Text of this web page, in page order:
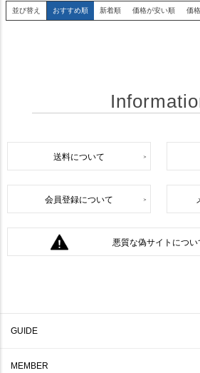
並び替え おすすめ順 新着順 価格が安い順 価
送料について
会員登録について
悪質な偽サイトについ
GUIDE
MEMBER